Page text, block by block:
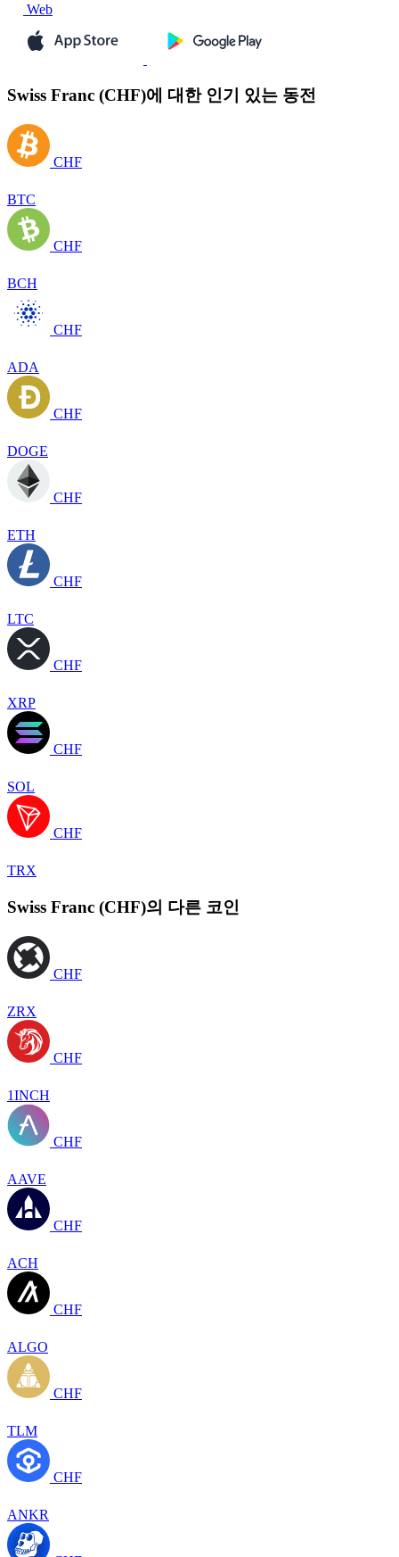
Web
Swiss Franc (CHF)에 대한 인기 있는 동전
CHF
BTC
CHF
BCH
CHF
ADA
CHF
DOGE
CHF
ETH
CHF
LTC
CHF
XRP
CHF
SOL
CHF
TRX
Swiss Franc (CHF)의 다른 코인
CHF
ZRX
CHF
1INCH
CHF
AAVE
CHF
ACH
CHF
ALGO
CHF
TLM
CHF
ANKR